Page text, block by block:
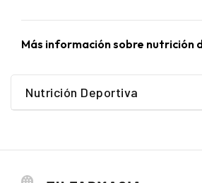
Más información sobre nutrición
Nutrición Deportiva